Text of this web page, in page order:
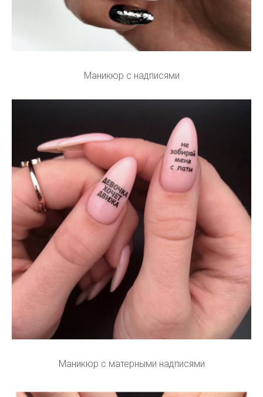
Маникюр с надписями
Маникюр с матерными надписями